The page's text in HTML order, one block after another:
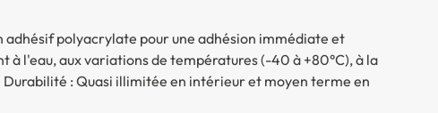
adhésif polyacrylate pour une adhésion immédiate et
à l'eau, aux variations de températures (-40 à +80°C), à la
Durabilité : Quasi illimitée en intérieur et moyen terme en